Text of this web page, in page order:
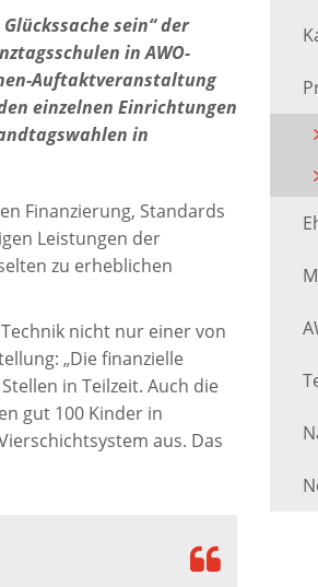
sein“ der
in AWO-
Auftaktveranstaltung
einzelnen Einrichtungen
in
Finanzierung, Standards
Leistungen der
zu erheblichen
nicht nur einer von
„Die finanzielle
in Teilzeit. Auch die
gut 100 Kinder in
aus. Das